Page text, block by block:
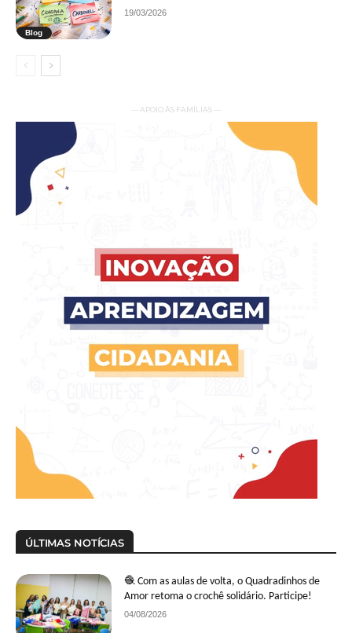
Blog
19/03/2026
— APOIO ÀS FAMÍLIAS —
ÚLTIMAS NOTÍCIAS
🧶 Com as aulas de volta, o Quadradinhos de
Amor retoma o crochê solidário. Participe!
04/08/2026